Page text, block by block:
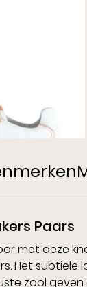
Paars
met deze
Het subtiele
zool geven